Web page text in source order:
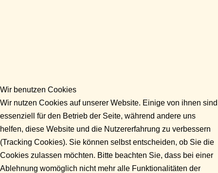
Wir benutzen Cookies
Wir nutzen Cookies auf unserer Website. Einige von ihnen sind
essenziell für den Betrieb der Seite, während andere uns
helfen, diese Website und die Nutzererfahrung zu verbessern
(Tracking Cookies). Sie können selbst entscheiden, ob Sie die
Cookies zulassen möchten. Bitte beachten Sie, dass bei einer
Ablehnung womöglich nicht mehr alle Funktionalitäten der